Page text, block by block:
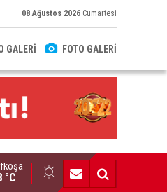
08 Ağustos 2026 Cumartesi
GALERİ FOTO GALERİ
yaralandı
°C